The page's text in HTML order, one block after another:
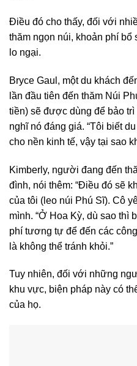
Điều đó cho thấy, đối với
thăm ngọn núi, khoản phí
lo ngại.
Bryce Gaul, một du khách
lần đầu tiên đến thăm Núi
tiền) sẽ được dùng để bảo
nghĩ nó đáng giá. “Tôi biết
cho nền kinh tế, vậy tại sao
Kimberly, người đang đến
đình, nói thêm: “Điều đó sẽ
của tôi (leo núi Phú Sĩ). Cô
mình. “Ở Hoa Kỳ, dù sao thì
phí tương tự để đến các
là không thể tránh khỏi.”
Tuy nhiên, đối với những
khu vực, biện pháp này có
của họ.